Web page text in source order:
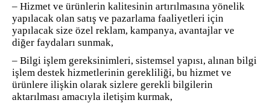
– Hizmet ve ürünlerin kalitesinin artırılmasına yönelik
yapılacak olan satış ve pazarlama faaliyetleri için
yapılacak size özel reklam, kampanya, avantajlar ve
diğer faydaları sunmak,
– Bilgi işlem gereksinimleri, sistemsel yapısı, alınan bilgi
işlem destek hizmetlerinin gerekliliği, bu hizmet ve
ürünlere ilişkin olarak sizlere gerekli bilgilerin
aktarılması amacıyla iletişim kurmak,